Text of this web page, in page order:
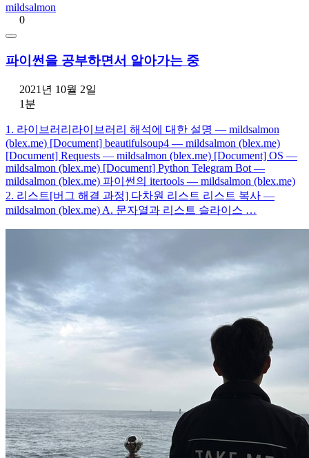
mildsalmon
0
파이썬을 공부하면서 알아가는 중
2021년 10월 2일
1분
1. 라이브러리라이브러리 해석에 대한 설명 — mildsalmon
(blex.me) [Document] beautifulsoup4 — mildsalmon (blex.me)
[Document] Requests — mildsalmon (blex.me) [Document] OS —
mildsalmon (blex.me) [Document] Python Telegram Bot —
mildsalmon (blex.me) 파이썬의 itertools — mildsalmon (blex.me)
2. 리스트[버그 해결 과정] 다차원 리스트 리스트 복사 —
mildsalmon (blex.me) A. 문자열과 리스트 슬라이스 …